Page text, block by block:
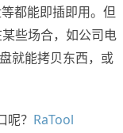
都能即插即用。但
些场合，如公司电
就能拷贝东西，或
呢？ RaTool